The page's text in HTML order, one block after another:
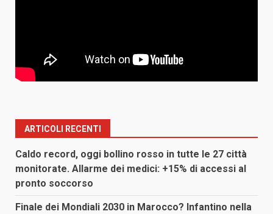
ARTICOLI RECENTI
Caldo record, oggi bollino rosso in tutte le 27 città
monitorate. Allarme dei medici: +15% di accessi al
pronto soccorso
Finale dei Mondiali 2030 in Marocco? Infantino nella